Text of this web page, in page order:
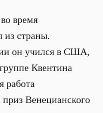
время
из страны.
он учился в США,
Квентина
работа
Венецианского